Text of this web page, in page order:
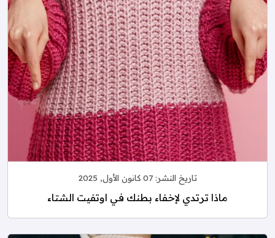
تاريخ النشر:07 كانون الأول, 2025
ماذا ترتدي لإخفاء بطنك في اوتفيت الشتاء